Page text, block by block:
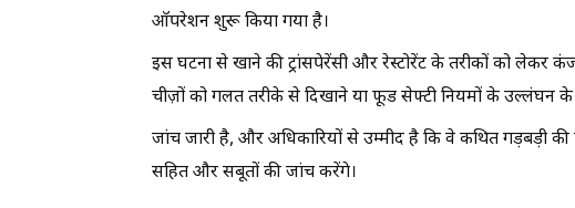
ऑपरेशन शुरू किया गया है।
इस घटना से खाने की ट्रांसपेरेंसी और रेस्टोरेंट के तरीकों को लेकर
चीज़ों को गलत तरीके से दिखाने या फूड सेफ्टी नियमों के उल्लंघन के
जांच जारी है, और अधिकारियों से उम्मीद है कि वे कथित गड़बड़ी
सहित और सबूतों की जांच करेंगे।